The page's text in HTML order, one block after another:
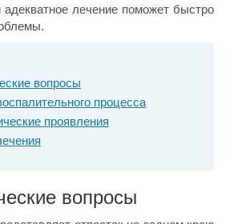
лечение поможет быстро
вопросы
процесса
проявления
вопросы